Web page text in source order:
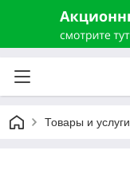
Товары и услуги